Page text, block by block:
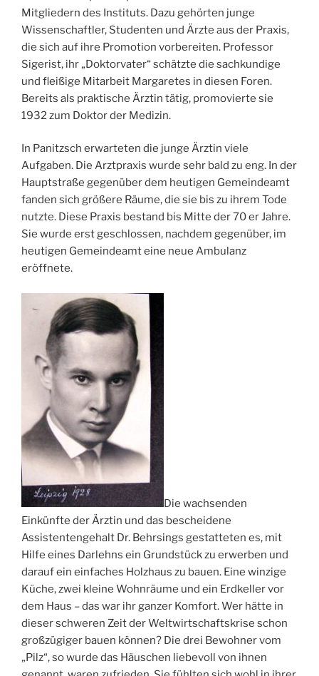
Mitgliedern des Instituts. Dazu gehörten junge
Wissenschaftler, Studenten und Ärzte aus der Praxis,
die sich auf ihre Promotion vorbereiten. Professor
Sigerist, ihr „Doktorvater“ schätzte die sachkundige
und fleißige Mitarbeit Margaretes in diesen Foren.
Bereits als praktische Ärztin tätig, promovierte sie
1932 zum Doktor der Medizin.
In Panitzsch erwarteten die junge Ärztin viele
Aufgaben. Die Arztpraxis wurde sehr bald zu eng. In der
Hauptstraße gegenüber dem heutigen Gemeindeamt
fanden sich größere Räume, die sie bis zu ihrem Tode
nutzte. Diese Praxis bestand bis Mitte der 70 er Jahre.
Sie wurde erst geschlossen, nachdem gegenüber, im
heutigen Gemeindeamt eine neue Ambulanz
eröffnete.
Die wachsenden
Einkünfte der Ärztin und das bescheidene
Assistentengehalt Dr. Behrsings gestatteten es, mit
Hilfe eines Darlehns ein Grundstück zu erwerben und
darauf ein einfaches Holzhaus zu bauen. Eine winzige
Küche, zwei kleine Wohnräume und ein Erdkeller vor
dem Haus – das war ihr ganzer Komfort. Wer hätte in
dieser schweren Zeit der Weltwirtschaftskrise schon
großzügiger bauen können? Die drei Bewohner vom
„Pilz“, so wurde das Häuschen liebevoll von ihnen